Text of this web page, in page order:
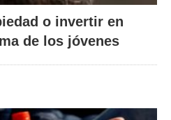
o invertir en
de los jóvenes